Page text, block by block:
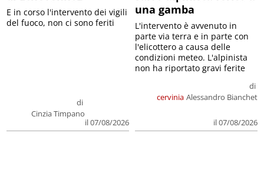
di
Cinzia Timpano
il 07/08/2026
E in corso l'intervento dei vigili
del fuoco, non ci sono feriti
una gamba
cervinia
di
Alessandro Bianchet
il 07/08/2026
L'intervento è avvenuto in
parte via terra e in parte con
l'elicottero a causa delle
condizioni meteo. L'alpinista
non ha riportato gravi ferite